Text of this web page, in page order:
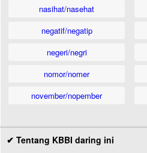
nasihat/nasehat
negatif/negatip
negeri/negri
nomor/nomer
november/nopember
✔ Tentang KBBI daring ini